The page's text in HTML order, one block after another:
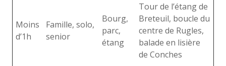
Moins
d’1h
Famille, solo,
senior
Bourg,
parc,
étang
Tour de l’étang de
Breteuil, boucle du
centre de Rugles,
balade en lisière
de Conches